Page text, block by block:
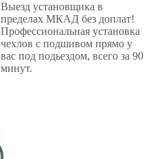
Выезд установщика в
пределах МКАД без доплат!
Профессиональная установка
чехлов с подшивом прямо у
вас под подьездом, всего за 90
минут.